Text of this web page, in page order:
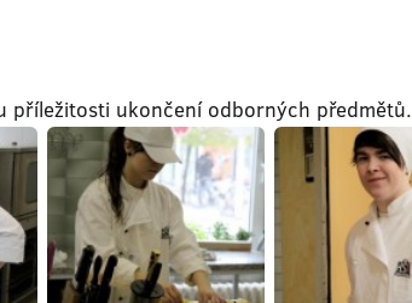
příležitosti ukončení odborných předmětů.